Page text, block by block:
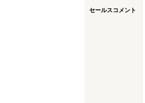
セールスコメント